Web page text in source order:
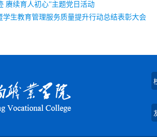
赓续育人初心”主题党日活动
生教育管理服务质量提升行动总结表彰大会